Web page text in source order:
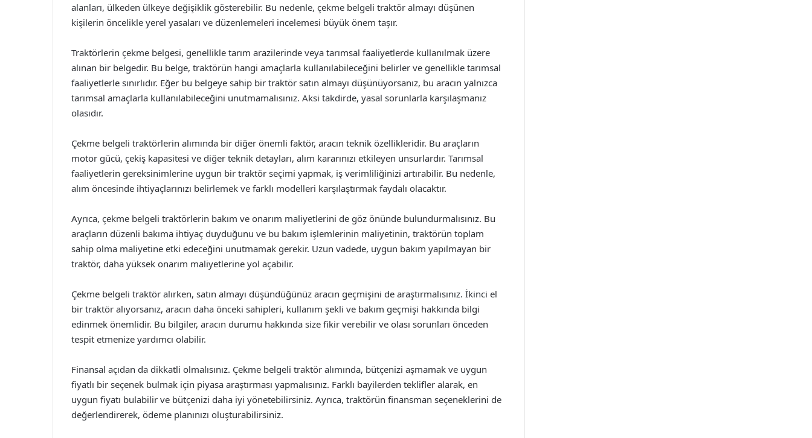
alanları, ülkeden ülkeye değişiklik gösterebilir. Bu nedenle, çekme belgeli traktör almayı düşünen
kişilerin öncelikle yerel yasaları ve düzenlemeleri incelemesi büyük önem taşır.
Traktörlerin çekme belgesi, genellikle tarım arazilerinde veya tarımsal faaliyetlerde kullanılmak üzere
alınan bir belgedir. Bu belge, traktörün hangi amaçlarla kullanılabileceğini belirler ve genellikle tarımsal
faaliyetlerle sınırlıdır. Eğer bu belgeye sahip bir traktör satın almayı düşünüyorsanız, bu aracın yalnızca
tarımsal amaçlarla kullanılabileceğini unutmamalısınız. Aksi takdirde, yasal sorunlarla karşılaşmanız
olasıdır.
Çekme belgeli traktörlerin alımında bir diğer önemli faktör, aracın teknik özellikleridir. Bu araçların
motor gücü, çekiş kapasitesi ve diğer teknik detayları, alım kararınızı etkileyen unsurlardır. Tarımsal
faaliyetlerin gereksinimlerine uygun bir traktör seçimi yapmak, iş verimliliğinizi artırabilir. Bu nedenle,
alım öncesinde ihtiyaçlarınızı belirlemek ve farklı modelleri karşılaştırmak faydalı olacaktır.
Ayrıca, çekme belgeli traktörlerin bakım ve onarım maliyetlerini de göz önünde bulundurmalısınız. Bu
araçların düzenli bakıma ihtiyaç duyduğunu ve bu bakım işlemlerinin maliyetinin, traktörün toplam
sahip olma maliyetine etki edeceğini unutmamak gerekir. Uzun vadede, uygun bakım yapılmayan bir
traktör, daha yüksek onarım maliyetlerine yol açabilir.
Çekme belgeli traktör alırken, satın almayı düşündüğünüz aracın geçmişini de araştırmalısınız. İkinci el
bir traktör alıyorsanız, aracın daha önceki sahipleri, kullanım şekli ve bakım geçmişi hakkında bilgi
edinmek önemlidir. Bu bilgiler, aracın durumu hakkında size fikir verebilir ve olası sorunları önceden
tespit etmenize yardımcı olabilir.
Finansal açıdan da dikkatli olmalısınız. Çekme belgeli traktör alımında, bütçenizi aşmamak ve uygun
fiyatlı bir seçenek bulmak için piyasa araştırması yapmalısınız. Farklı bayilerden teklifler alarak, en
uygun fiyatı bulabilir ve bütçenizi daha iyi yönetebilirsiniz. Ayrıca, traktörün finansman seçeneklerini de
değerlendirerek, ödeme planınızı oluşturabilirsiniz.